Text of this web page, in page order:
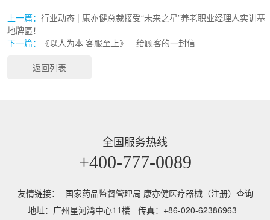
上一篇： 行业动态 | 康亦健总裁接受“未来之星”养老职业经理人实训基
地牌匾！
下一篇：
《以人为本 客服至上》 --给顾客的一封信--
返回列表
全国服务热线
+400-777-0089
友情链接：
国家药品监督管理局 康亦健医疗器械（注册）查询
地址：广州星河湾中心11楼
传真：+86-020-62386963